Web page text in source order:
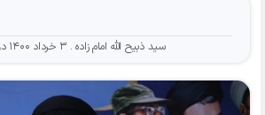
سید ذبیح الله امام زاده ۳ خرداد ۱۴۰۰ دوشنبه